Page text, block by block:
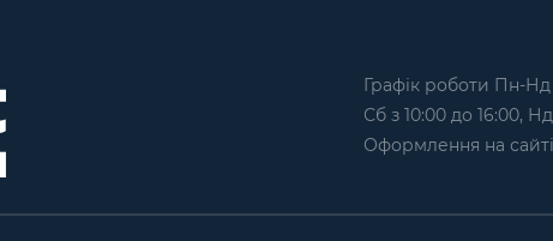
Графік роботи Пн-Нд
Сб з 10:00 до 16:00,
Оформлення на